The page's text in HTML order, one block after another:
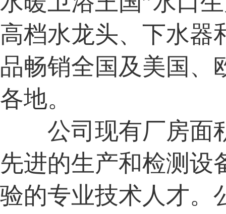
高档水龙头、下水器
品畅销全国及美国、
各地。
公司现有厂房面
先进的生产和检测设
验的专业技术人才。